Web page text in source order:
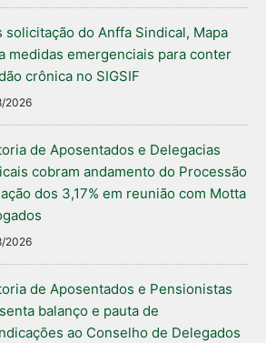
solicitação do Anffa Sindical, Mapa
medidas emergenciais para conter
crônica no SIGSIF
2026
de Aposentados e Delegacias
cobram andamento do Processão
dos 3,17% em reunião com Motta
2026
de Aposentados e Pensionistas
balanço e pauta de
ao Conselho de Delegados